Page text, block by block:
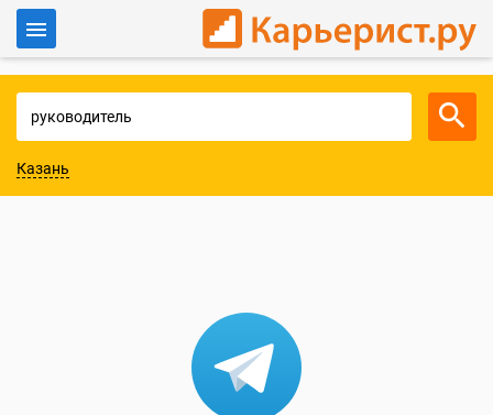
Для работодателей
Казань